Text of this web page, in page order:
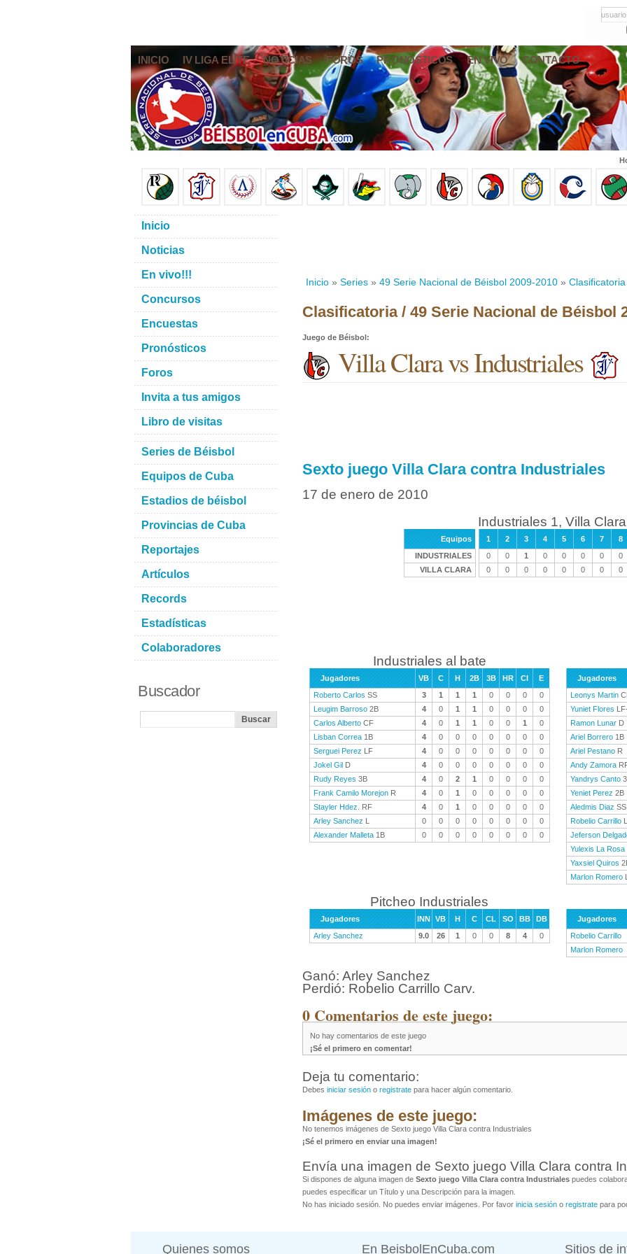
INICIO IV LIGA ELITE NOTICIAS FOROS PRONÓSTICOS EN VIVO CONTACTO
Inicio » Series » 49 Serie Nacional de Béisbol 2009-2010 » Clasificatoria
Clasificatoria / 49 Serie Nacional de Béisbol
Juego de Béisbol:
Villa Clara vs Industriales
Sexto juego Villa Clara contra Industriales
17 de enero de 2010
Industriales 1, Villa
Equipos 1 2 3 4 5 6 7 8
INDUSTRIALES
0 0 1 0 0 0 0 0
VILLA CLARA
0 0 0 0 0 0 0 0
Industriales al bate
Jugadores VB C H 2B 3B HR CI
E
Roberto Carlos SS 3 1 1 1 0 0 0
0
Leugim Barroso 2B 4 0 1 1 0 0 0
0
Carlos Alberto CF 4 0 1 1 0 0 1
0
Lisban Correa 1B 4 0 0 0 0 0 0
0
Serguei Perez LF 4 0 0 0 0 0 0
0
Jokel Gil D 4 0 0 0 0 0 0
0
Rudy Reyes 3B 4 0 2 1 0 0 0
0
Frank Camilo Morejon R 4 0 1 0 0 0 0
0
Stayler Hdez.
RF 4 0 1 0 0 0 0
0
Arley Sanchez L 0 0 0 0 0 0 0
0
Alexander Malleta 1B 0 0 0 0 0 0 0 0
Jugadores
Leonys Martin
Yuniet Flores
Ramon Lunar D
Ariel Borrero 1B
Ariel Pestano R
Andy Zamora
Yandrys Canto
Yeniet Perez 2B
Aledmis Diaz SS
Robelio Carrillo L
Jeferson
Yulexis La Rosa
Yaxsiel Quiros
Marlon Romero L
Pitcheo Industriales
Jugadores INN VB H C CL SO BB
DB
Arley Sanchez
9.0 26 1 0 0 8 4 0
Jugadores
Robelio Carrillo
Marlon Romero
Ganó: Arley Sanchez
Perdió: Robelio Carrillo Carv.
0 Comentarios de este juego:
No hay comentarios de este juego
¡Sé el primero en comentar!
Deja tu comentario:
Debes iniciar sesión o registrate para hacer algún comentario.
Imágenes de este juego:
No tenemos imágenes de Sexto juego Villa Clara contra Industriales
¡Sé el primero en enviar una imagen!
Envía una imagen de Sexto juego Villa Clara contra
Si dispones de alguna imagen de Sexto juego Villa Clara contra Industriales puedes
puedes especificar un Título y una Descripción para la imagen.
No has iniciado sesión. No puedes enviar imágenes. Por favor inicia sesión o registrate para
Inicio
Noticias
En vivo!!!
Concursos
Encuestas
Pronósticos
Foros
Invita a tus amigos
Libro de visitas
Series de Béisbol
Equipos de Cuba
Estadios de béisbol
Provincias de Cuba
Reportajes
Artículos
Records
Estadísticas
Colaboradores
Buscador
Quienes somos En BeisbolEnCuba.com Sitios de